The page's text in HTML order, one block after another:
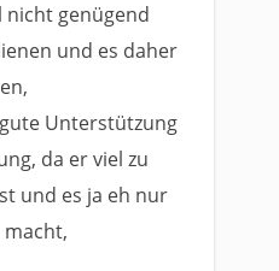
nicht genügend
und es daher
Unterstützung
da er viel zu
und es ja eh nur